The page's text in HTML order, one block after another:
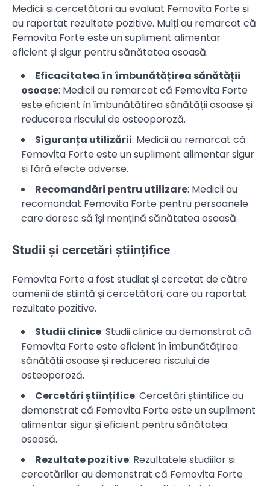
Medicii și cercetătorii au evaluat Femovita Forte și
au raportat rezultate pozitive. Mulți au remarcat că
Femovita Forte este un supliment alimentar
eficient și sigur pentru sănătatea osoasă.
Eficacitatea în îmbunătățirea sănătății
osoase: Medicii au remarcat că Femovita Forte
este eficient în îmbunătățirea sănătății osoase și
reducerea riscului de osteoporoză.
Siguranța utilizării: Medicii au remarcat că
Femovita Forte este un supliment alimentar sigur
și fără efecte adverse.
Recomandări pentru utilizare: Medicii au
recomandat Femovita Forte pentru persoanele
care doresc să își mențină sănătatea osoasă.
Studii și cercetări științifice
Femovita Forte a fost studiat și cercetat de către
oamenii de știință și cercetători, care au raportat
rezultate pozitive.
Studii clinice: Studii clinice au demonstrat că
Femovita Forte este eficient în îmbunătățirea
sănătății osoase și reducerea riscului de
osteoporoză.
Cercetări științifice: Cercetări științifice au
demonstrat că Femovita Forte este un supliment
alimentar sigur și eficient pentru sănătatea
osoasă.
Rezultate pozitive: Rezultatele studiilor și
cercetărilor au demonstrat că Femovita Forte